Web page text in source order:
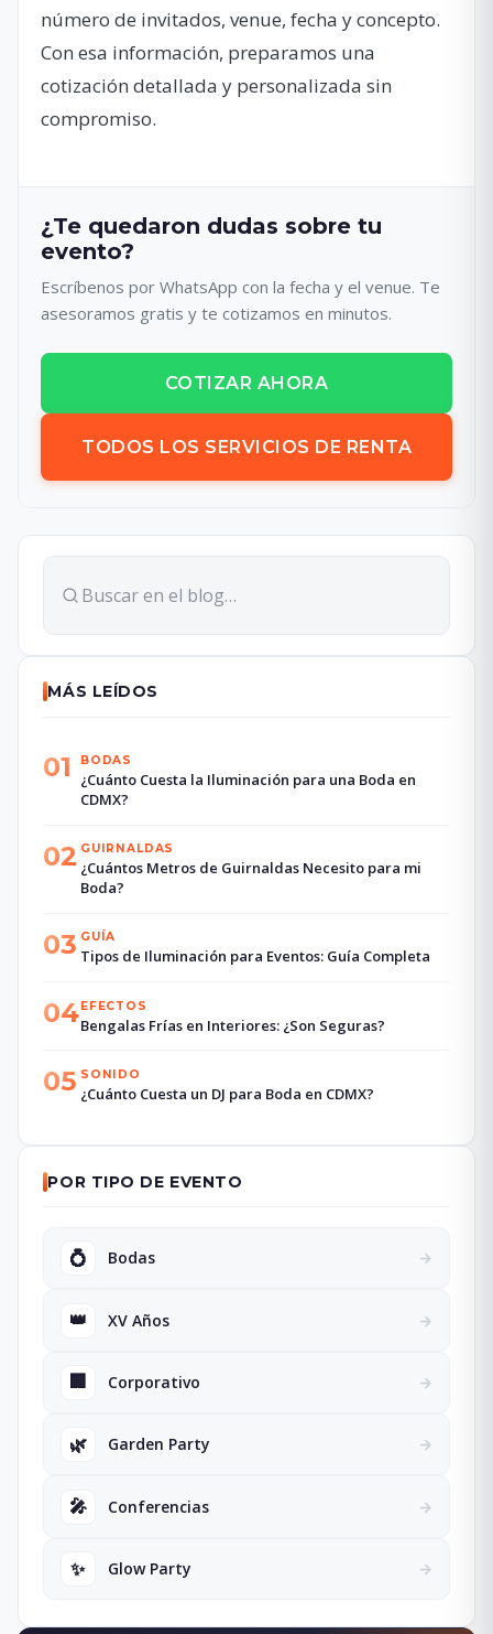
número de invitados, venue, fecha y concepto.
Con esa información, preparamos una
cotización detallada y personalizada sin
compromiso.
¿Te quedaron dudas sobre tu
evento?
Escríbenos por WhatsApp con la fecha y el venue. Te
asesoramos gratis y te cotizamos en minutos.
COTIZAR AHORA
TODOS LOS SERVICIOS DE RENTA
MÁS LEÍDOS
01 BODAS
¿Cuánto Cuesta la Iluminación para una Boda en
CDMX?
02 GUIRNALDAS
¿Cuántos Metros de Guirnaldas Necesito para mi
Boda?
03 GUÍA
Tipos de Iluminación para Eventos: Guía Completa
04EFECTOS
Bengalas Frías en Interiores: ¿Son Seguras?
05 SONIDO
¿Cuánto Cuesta un DJ para Boda en CDMX?
POR TIPO DE EVENTO
💍 Bodas →
👑 XV Años →
🏢 Corporativo →
🌿 Garden Party →
🎤 Conferencias →
✨ Glow Party →